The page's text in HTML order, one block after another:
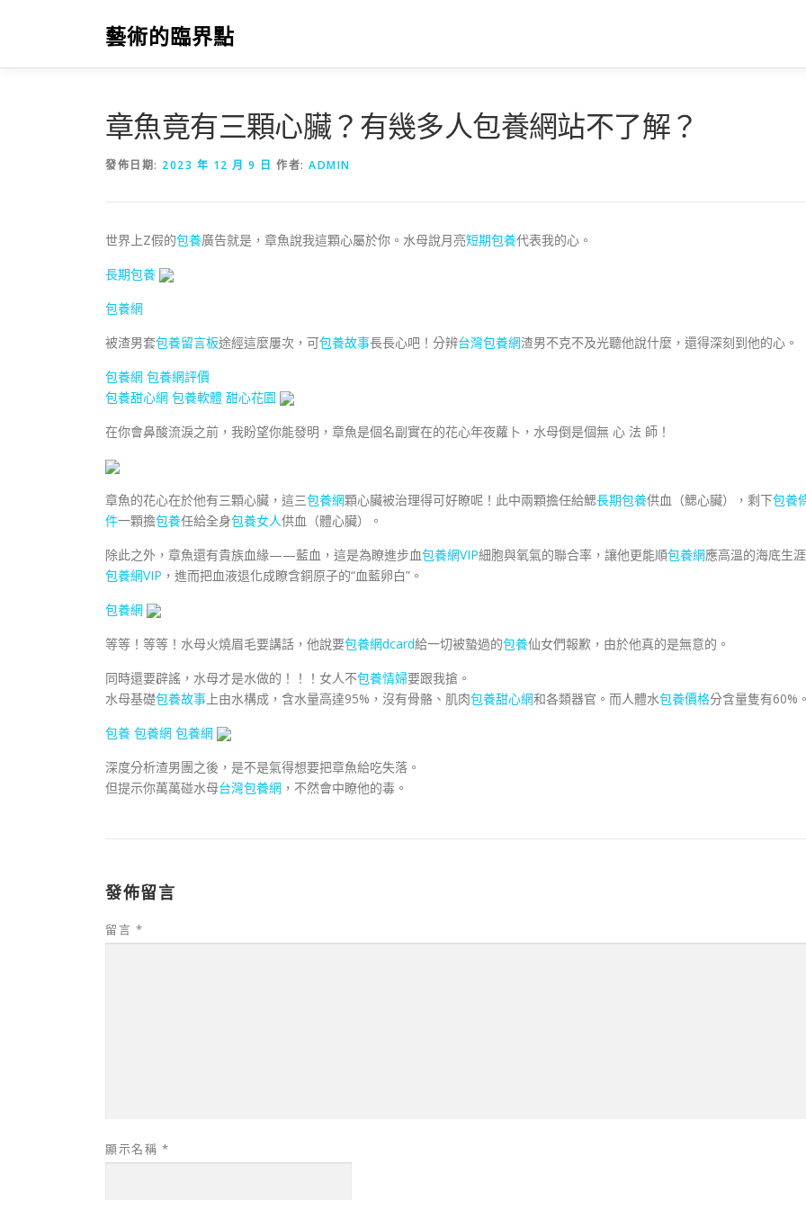
要
藝術的臨界點
章魚竟有三顆心臟？有幾多人包養網站不了解？
發佈日期: 2023 年 12 月 9 日 作者: ADMIN
世界上Z假的包養廣告就是，章魚說我這顆心屬於你。水母說月亮短期包養代表我的心。
長期包養
包養網
被渣男套包養留言板途經這麼屢次，可包養故事長長心吧！分辨台灣包養網渣男不克不及光聽他說什麼，還得深刻到他的心。
包養網 包養網評價
包養甜心網 包養軟體 甜心花園
在你會鼻酸流淚之前，我盼望你能發明，章魚是個名副實在的花心年夜蘿卜，水母倒是個無 心 法 師！
章魚的花心在於他有三顆心臟，這三包養網顆心臟被治理得可好瞭呢！此中兩顆擔任給鰓長期包養供血（鰓心臟），剩下包養
件一顆擔包養任給全身包養女人供血（體心臟）。
除此之外，章魚還有貴族血緣——藍血，這是為瞭進步血包養網VIP細胞與氧氣的聯合率，讓他更能順包養網應高溫的海底生涯
包養網VIP ，進而把血液退化成瞭含銅原子的“血藍卵白”。
包養網
等等！等等！水母火燒眉毛要講話，他說要包養網dcard給一切被蟄過的包養仙女們報歉，由於他真的是無意的。
同時還要辟謠，水母才是水做的！！！女人不包養情婦要跟我搶。
水母基礎包養故事 上由水構成，含水量高達95%，沒有骨骼、肌肉包養甜心網和各類器官。而人體水包養價格分含量隻有60%
包養 包養網 包養網
深度分析渣男團之後，是不是氣得想要把章魚給吃失落。
但提示你萬萬碰水母台灣包養網 ，不然會中瞭他的毒。
發佈留言
留言 *
顯示名稱 *